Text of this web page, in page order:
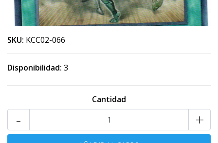
SKU: KCC02-066
Disponibilidad: 3
Cantidad
+
-